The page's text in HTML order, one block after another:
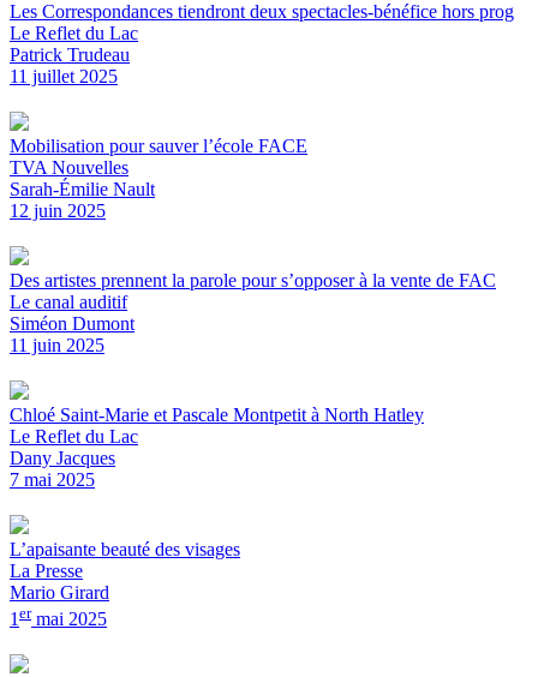
Les Correspondances tiendront deux spectacles-bénéfice hors prog
Le Reflet du Lac
Patrick Trudeau
11 juillet 2025
Mobilisation pour sauver l’école FACE
TVA Nouvelles
Sarah-Émilie Nault
12 juin 2025
Des artistes prennent la parole pour s’opposer à la vente de FAC
Le canal auditif
Siméon Dumont
11 juin 2025
Chloé Saint-Marie et Pascale Montpetit à North Hatley
Le Reflet du Lac
Dany Jacques
7 mai 2025
L’apaisante beauté des visages
La Presse
Mario Girard
1 ermai 2025